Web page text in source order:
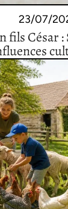
23/07/
fils César